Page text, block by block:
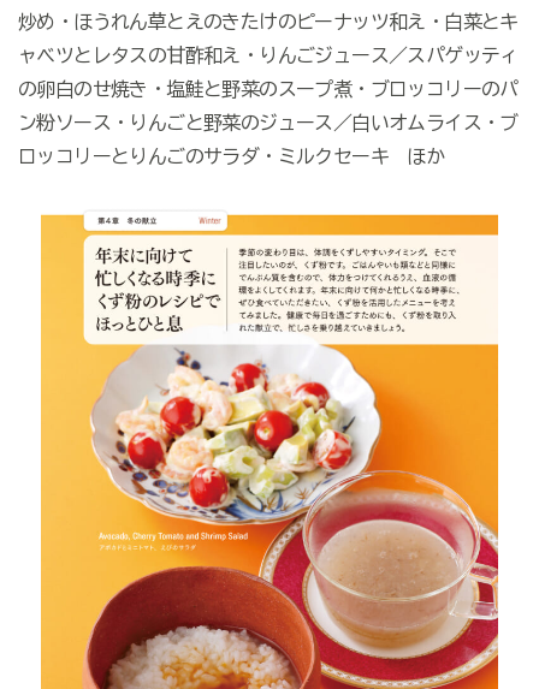
炒め・ほうれん草とえのきたけのピーナッツ和え・白菜とキ
ャベツとレタスの甘酢和え・りんごジュース／スパゲッティ
の卵白のせ焼き・塩鮭と野菜のスープ煮・ブロッコリーのパ
ン粉ソース・りんごと野菜のジュース／白いオムライス・ブ
ロッコリーとりんごのサラダ・ミルクセーキ ほか